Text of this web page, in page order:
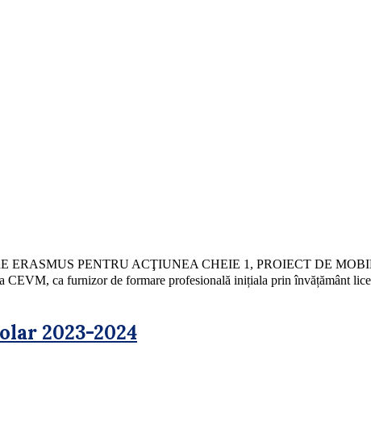
ERASMUS PENTRU ACŢIUNEA CHEIE 1, PROIECT DE
ca furnizor de formare profesională inițiala prin învățământ
2023-2024